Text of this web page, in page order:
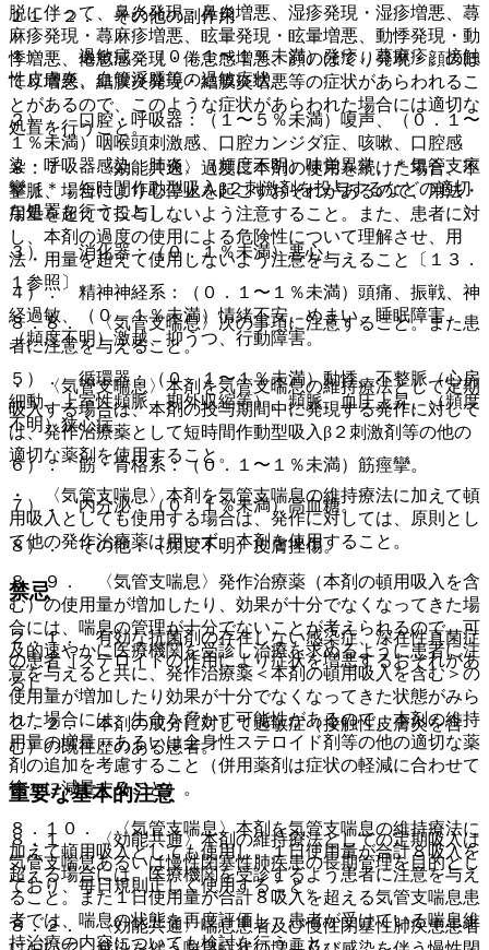
脱に伴って、鼻炎発現・鼻炎増悪、湿疹発現・湿疹増悪、蕁
麻疹発現・蕁麻疹増悪、眩暈発現・眩暈増悪、動悸発現・動
悸増悪、倦怠感発現・倦怠感増悪、顔のほてり発現・顔のほ
てり増悪、結膜炎発現・結膜炎増悪等の症状があらわれるこ
とがあるので、このような症状があらわれた場合には適切な
処置を行うこと。
８．７． 〈効能共通〉過度に本剤の使用を続けた場合、不
整脈、場合により心停止を起こすおそれがあるので、用法・
用量を超えて投与しないよう注意すること。また、患者に対
し、本剤の過度の使用による危険性について理解させ、用
法・用量を超えて使用しないよう注意を与えること〔１３．
１参照〕。
８．８． 〈気管支喘息〉次の事項に注意すること。また患
者に注意を与えること。
・ 〈気管支喘息〉本剤を気管支喘息の維持療法として定期
吸入する場合は、本剤の投与期間中に発現する発作に対して
は、発作治療薬として短時間作動型吸入β２刺激剤等の他の
適切な薬剤を使用すること。
・ 〈気管支喘息〉本剤を気管支喘息の維持療法に加えて頓
用吸入としても使用する場合は、発作に対しては、原則とし
て他の発作治療薬は用いず、本剤を使用すること。
８．９． 〈気管支喘息〉発作治療薬（本剤の頓用吸入を含
む）の使用量が増加したり、効果が十分でなくなってきた場
合には、喘息の管理が十分でないことが考えられるので、可
及的速やかに医療機関を受診し治療を求めるように患者に注
意を与えると共に、発作治療薬＜本剤の頓用吸入を含む＞の
使用量が増加したり効果が十分でなくなってきた状態がみら
れた場合には、生命を脅かす可能性があるので、本剤の維持
用量の増量、あるいは全身性ステロイド剤等の他の適切な薬
剤の追加を考慮すること（併用薬剤は症状の軽減に合わせて
徐々に減量すること）。
８．１０． 〈気管支喘息〉本剤を気管支喘息の維持療法に
加えて頓用吸入としても使用し、１日使用量が合計８吸入を
超える場合には、医療機関を受診するよう患者に注意を与え
ること。また１日使用量が合計８吸入を超える気管支喘息患
者では、喘息の状態を再度評価し、患者が受けている喘息維
持治療の内容についても検討を行うこと。
１１．２． その他の副作用
１）． 過敏症：（０．１〜１％未満）発疹、蕁麻疹、接触
性皮膚炎、血管浮腫等の過敏症状。
２）． 口腔・呼吸器：（１〜５％未満）嗄声、（０．１〜
１％未満）咽喉頭刺激感、口腔カンジダ症、咳嗽、口腔感
染・呼吸器感染、肺炎、（頻度不明）味覚異常、＊気管支痙
攣［＊：短時間作動型吸入β２刺激剤を投与するなどの適切
な処置を行うこと］。
３）． 消化器：（０．１％未満）悪心。
４）． 精神神経系：（０．１〜１％未満）頭痛、振戦、神
経過敏、（０．１％未満）情緒不安、めまい、睡眠障害、
（頻度不明）激越、抑うつ、行動障害。
５）． 循環器：（０．１〜１％未満）動悸、不整脈（心房
細動、上室性頻脈、期外収縮等）、頻脈、血圧上昇、（頻度
不明）狭心症。
６）． 筋・骨格系：（０．１〜１％未満）筋痙攣。
７）． 内分泌：（０．１％未満）高血糖。
８）． その他：（頻度不明）皮膚挫傷。
禁忌
２．１． 有効な抗菌剤の存在しない感染症、深在性真菌症
の患者［ステロイドの作用により症状を増悪するおそれがあ
る］。
２．２． 本剤の成分に対して過敏症（接触性皮膚炎を含
む）の既往歴のある患者。
重要な基本的注意
８．１． 〈効能共通〉本剤の維持療法としての定期吸入は
気管支喘息あるいは慢性閉塞性肺疾患の長期管理を目的とし
ており、毎日規則正しく使用すること。
８．２． 〈効能共通〉喘息患者及び慢性閉塞性肺疾患患者